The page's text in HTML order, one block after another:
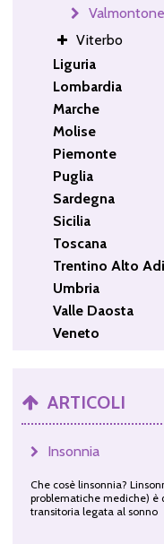
Valmontone
Viterbo
Liguria
Lombardia
Marche
Molise
Piemonte
Puglia
Sardegna
Sicilia
Toscana
Trentino Alto
Umbria
Valle Daosta
Veneto
ARTICOLI
Insonnia
Che cosè linsonnia?
problematiche mediche) è
transitoria legata al sonno